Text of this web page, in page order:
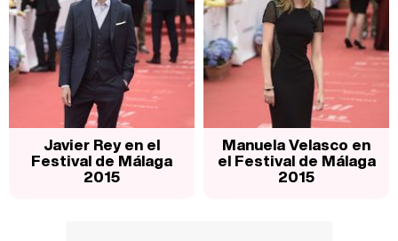
Javier Rey en el
Festival de Málaga
2015
Manuela Velasco en
el Festival de Málaga
2015